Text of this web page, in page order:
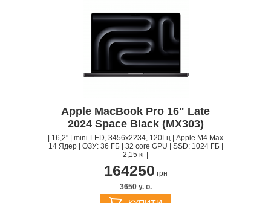
Apple MacBook Pro 16" Late
2024 Space Black (MX303)
| 16,2" | mini-LED, 3456x2234, 120Гц | Apple M4 Max
14 Ядер | ОЗУ: 36 ГБ | 32 core GPU | SSD: 1024 ГБ |
2,15 кг |
164250 грн
3650 y. о.